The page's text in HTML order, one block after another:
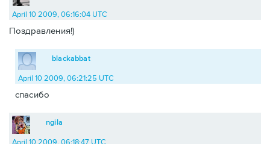
April 10 2009, 06:16:04 UTC
Поздравления!)
blackabbat
April 10 2009, 06:21:25 UTC
спасибо
ngila
April 10 2009, 06:18:47 UTC